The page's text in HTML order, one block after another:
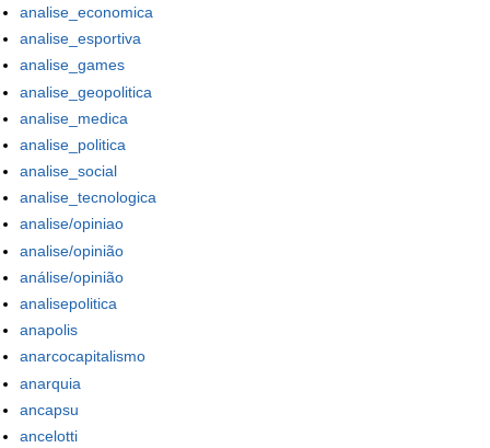
analise_economica
analise_esportiva
analise_games
analise_geopolitica
analise_medica
analise_politica
analise_social
analise_tecnologica
analise/opiniao
analise/opinião
análise/opinião
analisepolitica
anapolis
anarcocapitalismo
anarquia
ancapsu
ancelotti